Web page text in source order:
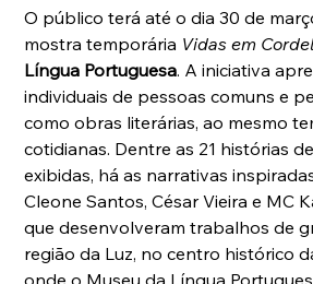
O público terá até o dia 30 de
mostra temporária Vidas em Cordel
Língua Portuguesa. A iniciativa
individuais de pessoas comuns e
como obras literárias, ao mesmo
cotidianas. Dentre as 21 histórias
exibidas, há as narrativas
Cleone Santos, César Vieira e MC
que desenvolveram trabalhos de
região da Luz, no centro histórico